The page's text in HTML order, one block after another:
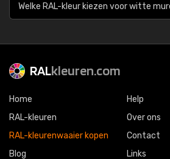
Welke RAL-kleur kiezen voor witte
RALkleuren.com
Home
RAL-kleuren
RAL-kleurenwaaier kopen
Blog
Help
Over ons
Contact
Links